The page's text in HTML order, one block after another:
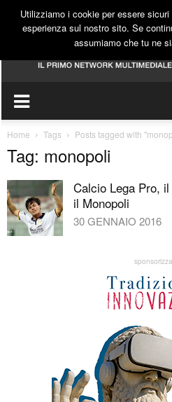
Home Tags Posts tagged with
Tag: monopoli
Calcio Lega Pro,
il Monopoli
30 GENNAIO 2016
Utilizziamo i cookie per essere
esperienza sul nostro sito. Se
assumiamo che tu ne